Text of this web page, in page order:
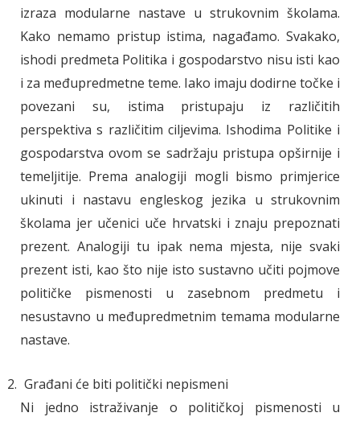
izraza modularne nastave u strukovnim školama.
Kako nemamo pristup istima, nagađamo. Svakako,
ishodi predmeta Politika i gospodarstvo nisu isti kao
i za međupredmetne teme. Iako imaju dodirne točke i
povezani su, istima pristupaju iz različitih
perspektiva s različitim ciljevima. Ishodima Politike i
gospodarstva ovom se sadržaju pristupa opširnije i
temeljitije. Prema analogiji mogli bismo primjerice
ukinuti i nastavu engleskog jezika u strukovnim
školama jer učenici uče hrvatski i znaju prepoznati
prezent. Analogiji tu ipak nema mjesta, nije svaki
prezent isti, kao što nije isto sustavno učiti pojmove
političke pismenosti u zasebnom predmetu i
nesustavno u međupredmetnim temama modularne
nastave.
Građani će biti politički nepismeni
Ni jedno istraživanje o političkoj pismenosti u